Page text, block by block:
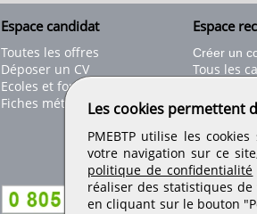
Espace candidat
Toutes les offres
Déposer un CV
Ecoles et formations
Fiches métiers
Espace
Créer un
Tous les
Déposer
Nos tarifs
Les cookies permettent
PMEBTP utilise les
votre navigation sur ce
politique de confidentialité
réaliser des statistiques de
en cliquant sur le bouton